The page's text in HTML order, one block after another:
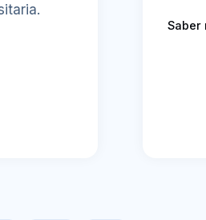
Saber